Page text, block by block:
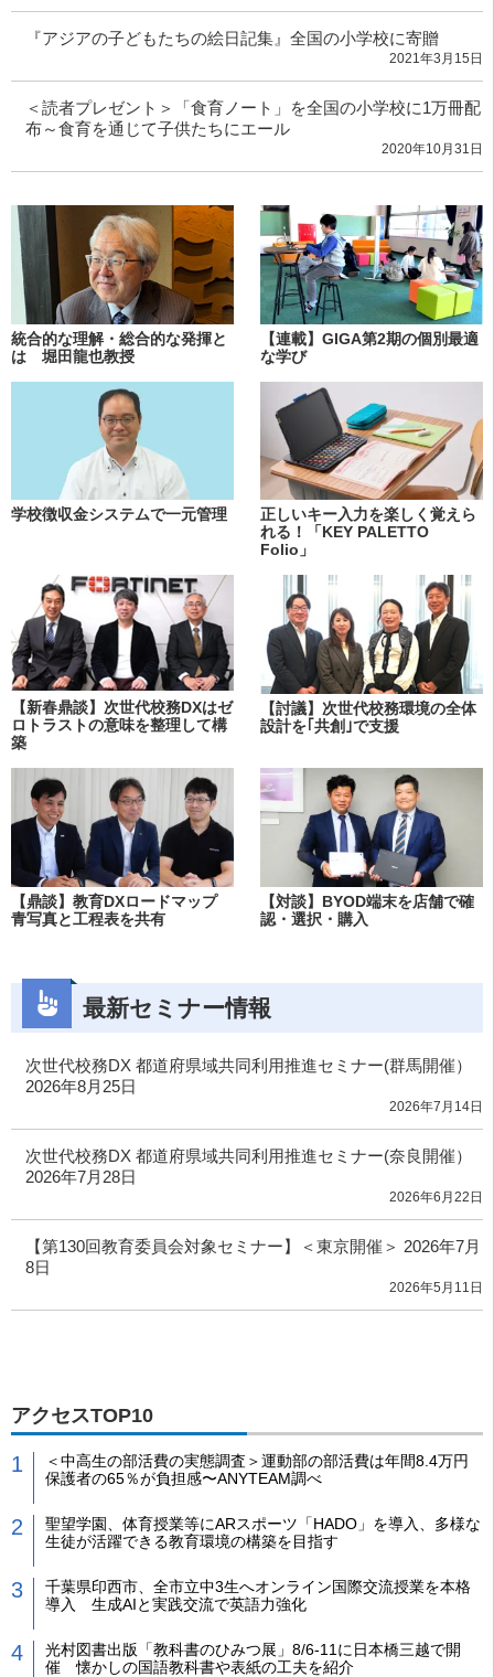
『アジアの子どもたちの絵日記集』全国の小学校に寄贈
2021年3月15日
＜読者プレゼント＞「食育ノート」を全国の小学校に1万冊配
布～食育を通じて子供たちにエール
2020年10月31日
統合的な理解・総合的な発揮と
は 堀田龍也教授
【連載】GIGA第2期の個別最適
な学び
学校徴収金システムで一元管理
正しいキー入力を楽しく覚えら
れる！「KEY PALETTO
Folio」
【新春鼎談】次世代校務DXはゼ
ロトラストの意味を整理して構
築
【討議】次世代校務環境の全体
設計を｢共創｣で支援
【鼎談】教育DXロードマップ
青写真と工程表を共有
【対談】BYOD端末を店舗で確
認・選択・購入
最新セミナー情報
次世代校務DX 都道府県域共同利用推進セミナー(群馬開催）
2026年8月25日
2026年7月14日
次世代校務DX 都道府県域共同利用推進セミナー(奈良開催）
2026年7月28日
2026年6月22日
【第130回教育委員会対象セミナー】＜東京開催＞ 2026年7月
8日
2026年5月11日
アクセスTOP10
＜中高生の部活費の実態調査＞運動部の部活費は年間8.4万円
保護者の65％が負担感〜ANYTEAM調べ
聖望学園、体育授業等にARスポーツ「HADO」を導入、多様な
生徒が活躍できる教育環境の構築を目指す
千葉県印西市、全市立中3生へオンライン国際交流授業を本格
導入 生成AIと実践交流で英語力強化
光村図書出版「教科書のひみつ展」8/6-11に日本橋三越で開
催 懐かしの国語教科書や表紙の工夫を紹介